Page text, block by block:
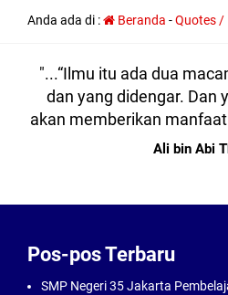
Anda ada di : Beranda -Quotes /
"...“Ilmu itu ada dua
dan yang didengar. Dan
akan memberikan
Ali bin Abi
Pos-pos Terbaru
SMP Negeri 35 Jakarta